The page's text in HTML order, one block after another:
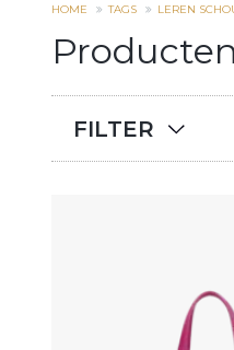
HOME TAGS LEREN
FILTER